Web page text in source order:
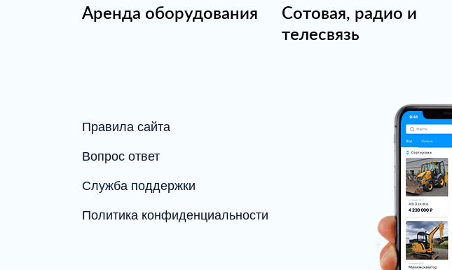
Аренда оборудования
Сотовая, радио и
телесвязь
Правила сайта
Вопрос ответ
Служба поддержки
Политика конфиденциальности